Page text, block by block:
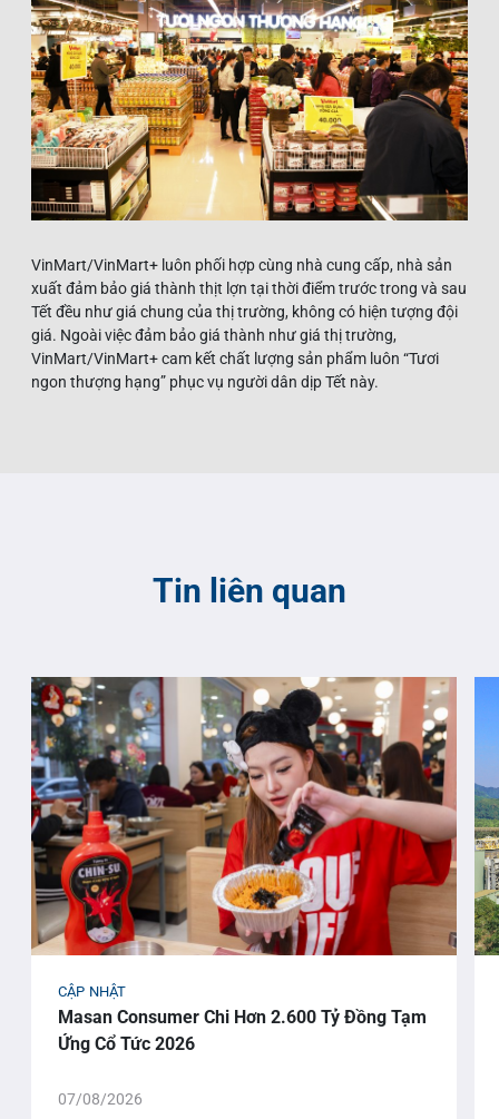
VinMart/VinMart+ luôn phối hợp cùng nhà cung cấp, nhà sản
xuất đảm bảo giá thành thịt lợn tại thời điểm trước trong và sau
Tết đều như giá chung của thị trường, không có hiện tượng đội
giá. Ngoài việc đảm bảo giá thành như giá thị trường,
VinMart/VinMart+ cam kết chất lượng sản phẩm luôn “Tươi
ngon thượng hạng” phục vụ người dân dịp Tết này.
Tin liên quan
CẬP NHẬT
Masan Consumer Chi Hơn 2.600 Tỷ Đồng Tạm
Ứng Cổ Tức 2026
07/08/2026